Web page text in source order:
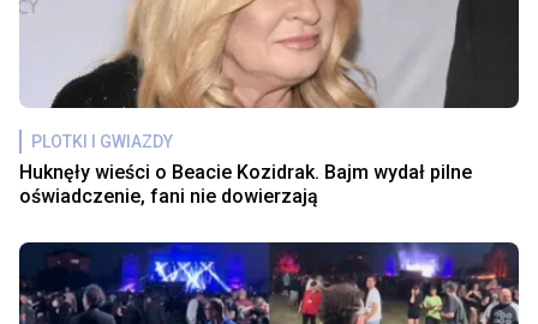
PLOTKI I GWIAZDY
Huknęły wieści o Beacie Kozidrak. Bajm wydał pilne
oświadczenie, fani nie dowierzają